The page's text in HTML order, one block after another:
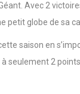
Avec 2
petit globe de sa
saison en
seulement 2